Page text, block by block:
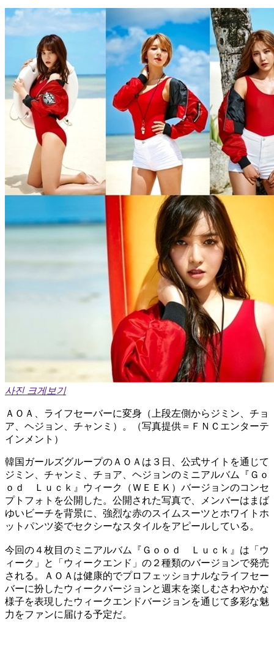
사진 크게보기
ＡＯＡ、ライフセーバーに変身（上段左側からジミン、チョ
ア、ヘジョン、チャンミ）。（写真提供＝ＦＮＣエンターテ
インメント）
韓国ガールズグループのＡＯＡは３日、公式サイトを通じて
ジミン、チャンミ、チョア、ヘジョンのミニアルバム『Ｇｏ
ｏｄ Ｌｕｃｋ』ウィーク（ＷＥＥＫ）バージョンのコンセ
プトフォトを公開した。公開された写真で、メンバーはまば
ゆいビーチを背景に、強烈な赤のスイムスーツとホワイトホ
ットパンツ姿でセクシーなスタイルをアピールしている。
今回の４枚目のミニアルバム『Ｇｏｏｄ Ｌｕｃｋ』は「ウ
ィーク」と「ウィークエンド」の２種類のバージョンで発売
される。ＡＯＡは健康的でプロフェッショナルなライフセー
バーに扮したウィークバージョンと週末を楽しむさわやかな
様子を表現したウィークエンドバージョンを通じて多彩な魅
力をファンに届ける予定だ。